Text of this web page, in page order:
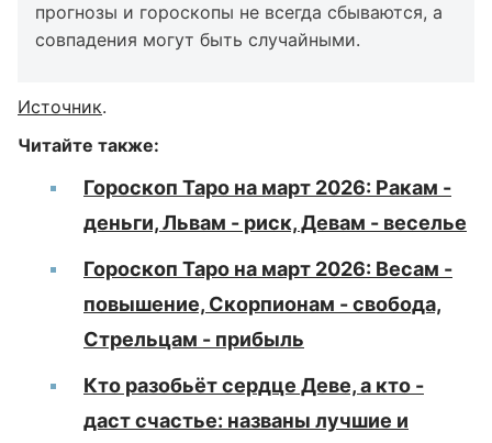
прогнозы и гороскопы не всегда сбываются, а
совпадения могут быть случайными.
Источник.
Читайте также:
Гороскоп Таро на март 2026: Ракам -
деньги, Львам - риск, Девам - веселье
Гороскоп Таро на март 2026: Весам -
повышение, Скорпионам - свобода,
Стрельцам - прибыль
Кто разобьёт сердце Деве, а кто -
даст счастье: названы лучшие и